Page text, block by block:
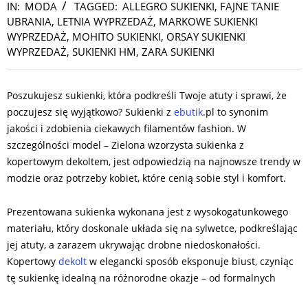
IN: MODA TAGGED: ALLEGRO SUKIENKI, FAJNE TANIE
UBRANIA, LETNIA WYPRZEDAŻ, MARKOWE SUKIENKI
WYPRZEDAŻ, MOHITO SUKIENKI, ORSAY SUKIENKI
WYPRZEDAŻ, SUKIENKI HM, ZARA SUKIENKI
Poszukujesz sukienki, która podkreśli Twoje atuty i sprawi, że
poczujesz się wyjątkowo? Sukienki z ebutik.pl to synonim
jakości i zdobienia ciekawych filamentów fashion. W
szczególności model – Zielona wzorzysta sukienka z
kopertowym dekoltem, jest odpowiedzią na najnowsze trendy w
modzie oraz potrzeby kobiet, które cenią sobie styl i komfort.
Prezentowana sukienka wykonana jest z wysokogatunkowego
materiału, który doskonale układa się na sylwetce, podkreślając
jej atuty, a zarazem ukrywając drobne niedoskonałości.
Kopertowy dekolt w elegancki sposób eksponuje biust, czyniąc
tę sukienkę idealną na różnorodne okazje – od formalnych